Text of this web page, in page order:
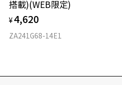
テンプルの材質：プラスチック(塗装)
紫外線透過率：0.1%以下 (紫外線カッ
レンズカラー：ラツィオG / グリーン系
使用上の注意：高温のところに置い
＞
搭載)(WEB限定)
¥4,620
ZA241G68-14E1